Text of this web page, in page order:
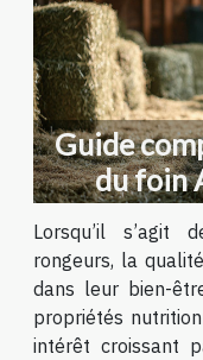
Guide
du foin
Lorsqu’il s’agit
rongeurs, la
dans leur bien-
propriétés
intérêt croissant